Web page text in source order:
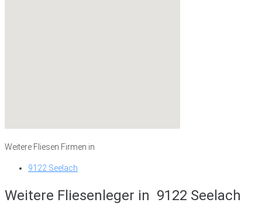
Weitere Fliesen Firmen in
9122 Seelach
Weitere Fliesenleger in 9122 Seelach